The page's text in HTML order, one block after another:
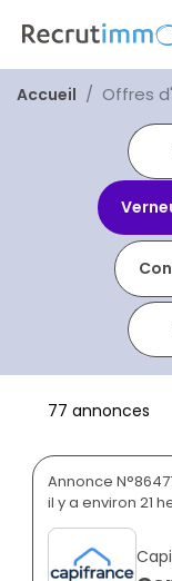
Accueil Offres
77 annonces
Annonce
il y a environ 21